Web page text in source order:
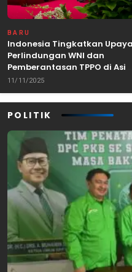
BARU
Indonesia Tingkatkan Upaya
Perlindungan WNI dan
Pemberantasan TPPO di Asia
Tenggara
11/11/2025
POLITIK